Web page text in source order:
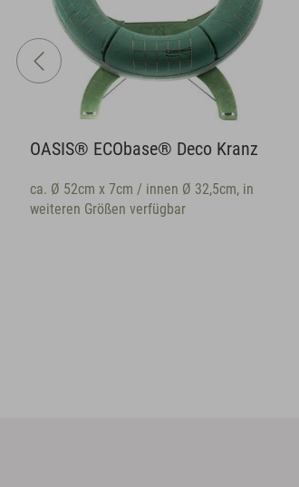
OASIS® ECObase® Ring mit
ca. Ø 62 × 9 cm / innen Ø 41 cm, in